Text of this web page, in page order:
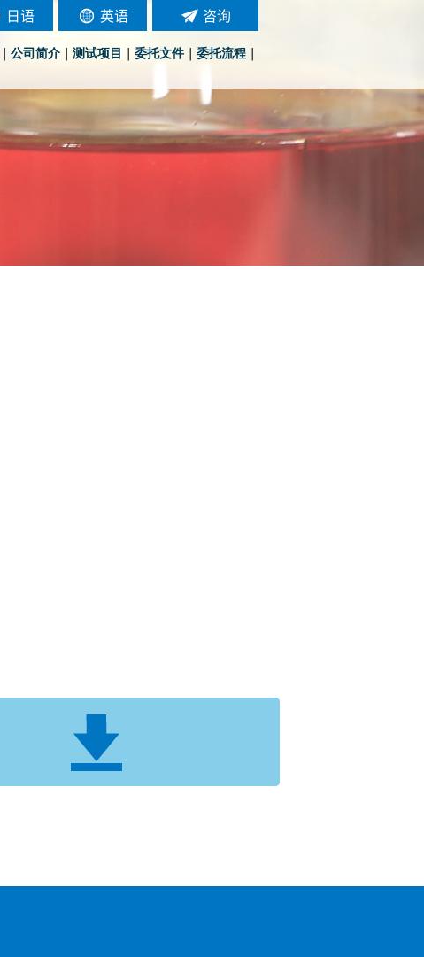
日语 英语 咨询
｜ 公司简介 ｜ 测试项目 ｜ 委托文件｜ 委托流程 ｜